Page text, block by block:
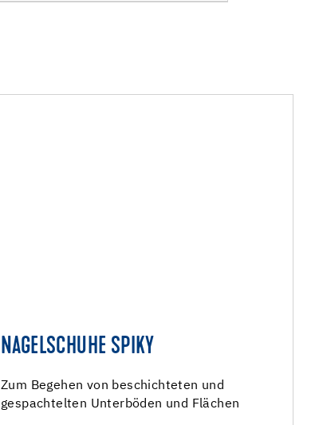
NAGELSCHUHE SPIKY
Zum Begehen von beschichteten und
gespachtelten Unterböden und Flächen